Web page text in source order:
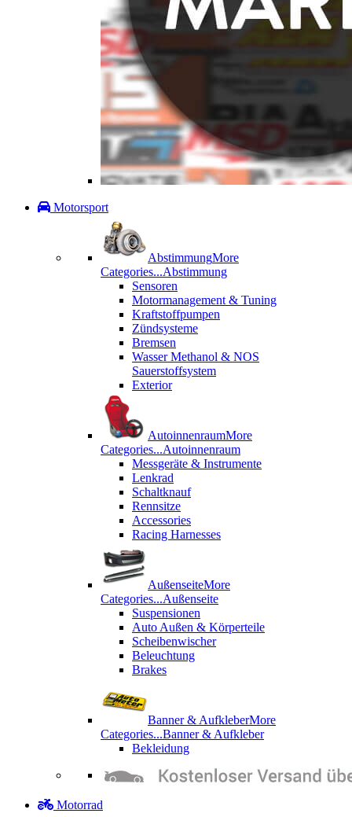
Motorsport
AbstimmungMore
Categories...Abstimmung
Sensoren
Motormanagement & Tuning
Kraftstoffpumpen
Zündsysteme
Bremsen
Wasser Methanol & NOS
Sauerstoffsystem
Exterior
AutoinnenraumMore
Categories...Autoinnenraum
Messgeräte & Instrumente
Lenkrad
Schaltknauf
Rennsitze
Accessories
Racing Harnesses
AußenseiteMore
Categories...Außenseite
Suspensionen
Auto Außen & Körperteile
Scheibenwischer
Beleuchtung
Brakes
Banner & AufkleberMore
Categories...Banner & Aufkleber
Bekleidung
Motorrad